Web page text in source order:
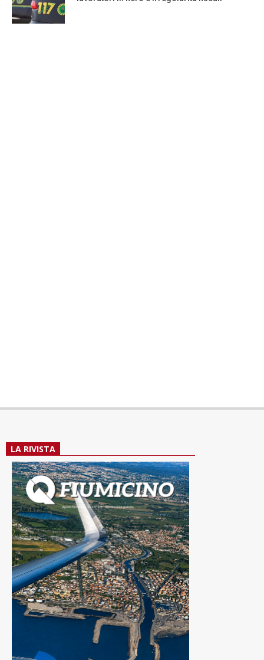
LA RIVISTA